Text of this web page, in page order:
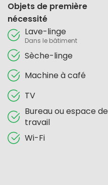
Objets de première
nécessité
Lave-linge
Dans le bâtiment
Sèche-linge
Machine à café
TV
Bureau ou espace de
travail
Wi-Fi